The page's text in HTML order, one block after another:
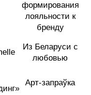
формирования
лояльности к
бренду
Из Беларуси с
любовью
Арт-запраўка